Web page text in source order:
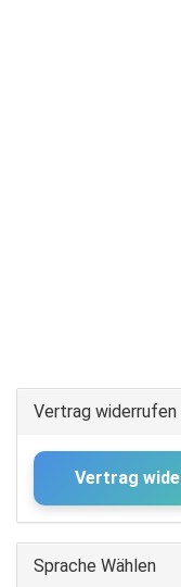
Vertrag widerrufen
Vertrag
Sprache Wählen